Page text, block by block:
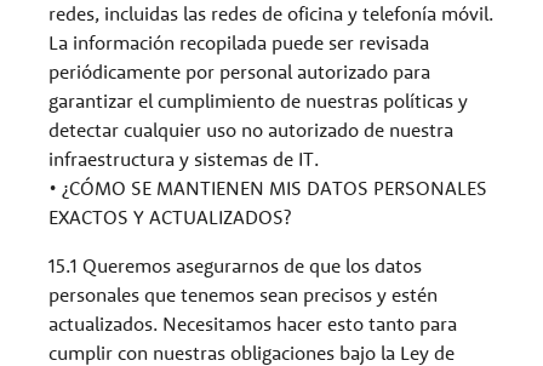
redes, incluidas las redes de oficina y telefonía móvil.
La información recopilada puede ser revisada
periódicamente por personal autorizado para
garantizar el cumplimiento de nuestras políticas y
detectar cualquier uso no autorizado de nuestra
infraestructura y sistemas de IT.
• ¿CÓMO SE MANTIENEN MIS DATOS PERSONALES
EXACTOS Y ACTUALIZADOS?
15.1 Queremos asegurarnos de que los datos
personales que tenemos sean precisos y estén
actualizados. Necesitamos hacer esto tanto para
cumplir con nuestras obligaciones bajo la Ley de